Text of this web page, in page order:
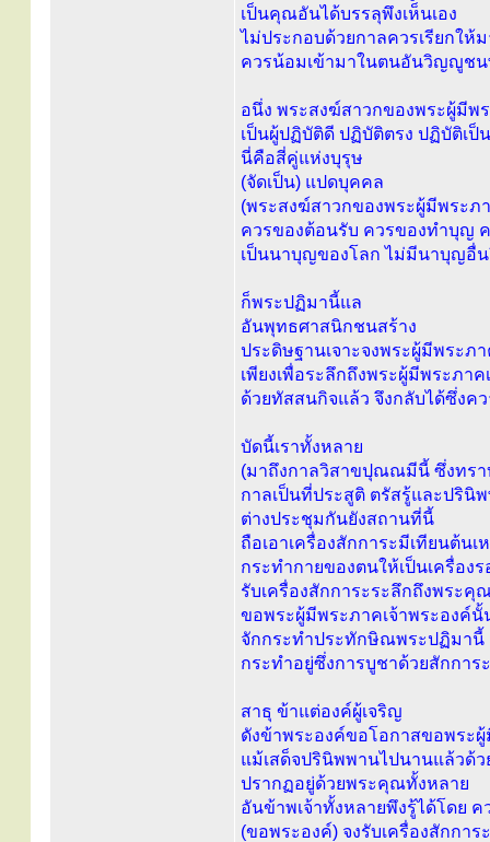
เป็นคุณอันได้บรรลุพึงเห็นเอง
ไม่ประกอบด้วยกาลควรเรียกให้
ควรน้อมเข้ามาในตนอันวิญญูชน
อนึ่ง พระสงฆ์สาวกของพระผู้มีพ
เป็นผู้ปฏิบัติดี ปฏิบัติตรง ปฏิบัติเป็
นี่คือสี่คู่แห่งบุรุษ
(จัดเป็น) แปดบุคคล
(พระสงฆ์สาวกของพระผู้มีพระภ
ควรของต้อนรับ ควรของทำบุญ
เป็นนาบุญของโลก ไม่มีนาบุญอื่น
ก็พระปฏิมานี้แล
อันพุทธศาสนิกชนสร้าง
ประดิษฐานเจาะจงพระผู้มีพระภ
เพียงเพื่อระลึกถึงพระผู้มีพระภา
ด้วยทัสสนกิจแล้ว จึงกลับได้ซึ่งค
บัดนี้เราทั้งหลาย
(มาถึงกาลวิสาขปุณณมีนี้ ซึ่งทรา
กาลเป็นที่ประสูติ ตรัสรู้และปรินิ
ต่างประชุมกันยังสถานที่นี้
ถือเอาเครื่องสักการะมีเทียนต้นเ
กระทำกายของตนให้เป็นเครื่องร
รับเครื่องสักการะระลึกถึงพระคุ
ขอพระผู้มีพระภาคเจ้าพระองค์นั้
จักกระทำประทักษิณพระปฏิมานี้
กระทำอยู่ซึ่งการบูชาด้วยสักการ
สาธุ ข้าแต่องค์ผู้เจริญ
ดังข้าพระองค์ขอโอกาสขอพระ
แม้เสด็จปรินิพพานไปนานแล้วด้ว
ปรากฏอยู่ด้วยพระคุณทั้งหลาย
อันข้าพเจ้าทั้งหลายพึงรู้ได้โดย ค
(ขอพระองค์) จงรับเครื่องสักกา